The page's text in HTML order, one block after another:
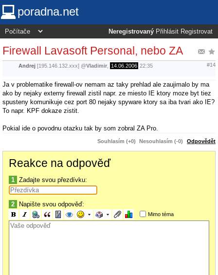
poradna.net
Neregistrovaný Přihlásit Registrovat
Firewall Lavasoft Personal, nebo ZA
Andrej [195.146.132.xxx] @Vladimir 14.06.2006 22:35 #14
Ja v problematike firewall-ov nemam az taky prehlad ale zaujimalo by ma
ako by nejaky externy firewall zistil napr. ze miesto IE ktory moze byt tiez
spusteny komunikuje cez port 80 nejaky spyware ktory sa iba tvari ako IE?
To napr. KPF dokaze zistit.
Pokial ide o povodnu otazku tak by som zobral ZA Pro.
Souhlasím (+0) Nesouhlasím (-0) Odpovědět
Reakce na odpověď
1 Zadajte svou přezdívku:
2 Napište svou odpověď:
Mimo téma